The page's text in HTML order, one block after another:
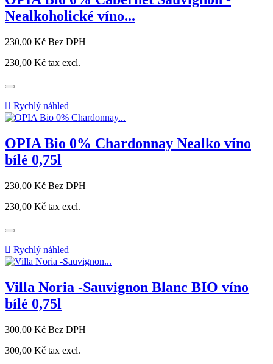
Nealkoholické víno...
Cena
230,00 Kč Bez DPH
230,00 Kč tax excl.
 Rychlý náhled
OPIA Bio 0% Chardonnay Nealko víno
bílé 0,75l
Cena
230,00 Kč Bez DPH
230,00 Kč tax excl.
 Rychlý náhled
Villa Noria -Sauvignon Blanc BIO víno
bílé 0,75l
Cena
300,00 Kč Bez DPH
300,00 Kč tax excl.